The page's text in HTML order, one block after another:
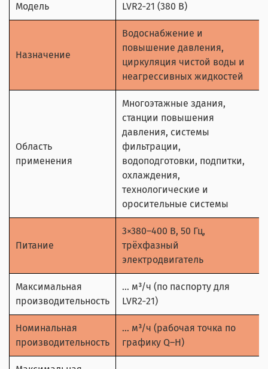
Модель LVR2‑21 (380 В)
Назначение
Водоснабжение и
повышение давления,
циркуляция чистой воды и
неагрессивных жидкостей
Область
применения
Многоэтажные здания,
станции повышения
давления, системы
фильтрации,
водоподготовки, подпитки,
охлаждения,
технологические и
оросительные системы
Питание
3×380–400 В, 50 Гц,
трёхфазный
электродвигатель
Максимальная
производительность
… м³/ч (по паспорту для
LVR2‑21)
Номинальная
производительность
… м³/ч (рабочая точка по
графику Q–H)